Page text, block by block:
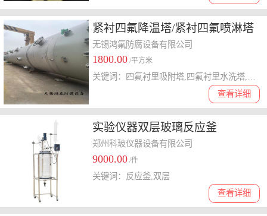
紧衬四氟降温塔/紧衬四氟喷淋塔
无锡鸿氟防腐设备有限公司
1800.00 /平方米
查看详细
关键词：四氟衬里吸附塔,四氟衬里水洗塔,四氟衬里废气吸收塔,四氟衬里冷却塔,四氟衬里喷淋塔
实验仪器双层玻璃反应釜
郑州科玻仪器设备有限公司
9000.00 /件
查看详细
关键词：反应釜,双层